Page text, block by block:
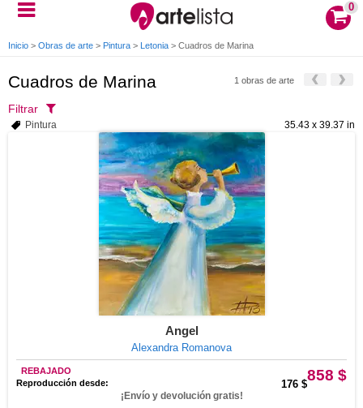
0
Inicio > Obras de arte > Pintura > Letonia > Cuadros de Marina
Cuadros de Marina 1 obras de arte
Filtrar
35.43 x 39.37 in
Pintura
Angel
Alexandra Romanova
858 $
REBAJADO
Reproducción desde:
176 $
¡Envío y devolución gratis!